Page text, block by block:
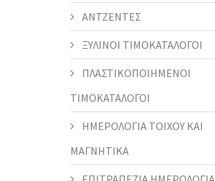
ΑΝΤΖΕΝΤΕΣ
ΞΥΛΙΝΟΙ ΤΙΜΟΚΑΤΑΛΟΓΟΙ
ΠΛΑΣΤΙΚΟΠΟΙΗΜΕΝΟΙ
ΤΙΜΟΚΑΤΑΛΟΓΟΙ
ΗΜΕΡΟΛΟΓΙΑ ΤΟΙΧΟΥ ΚΑΙ
ΜΑΓΝΗΤΙΚΑ